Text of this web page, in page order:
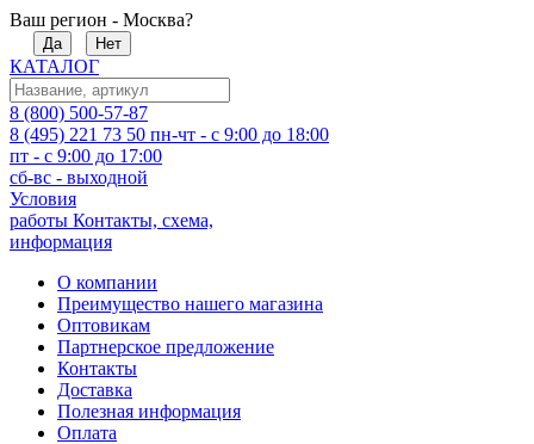
Ваш регион - Москва?
Да Нет
КАТАЛОГ
8 (800) 500-57-87
8 (495) 221 73 50 пн-чт - с 9:00 до 18:00
пт - с 9:00 до 17:00
сб-вс - выходной
Условия
работы Контакты, схема,
информация
О компании
Преимущество нашего магазина
Оптовикам
Партнерское предложение
Контакты
Доставка
Полезная информация
Оплата